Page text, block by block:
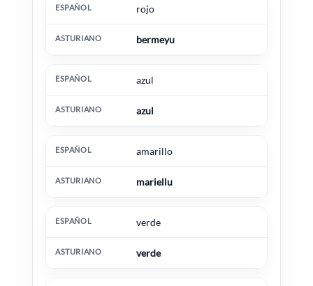
Español Asturiano
rojo
bermeyu
azul
azul
amarillo
mariellu
verde
verde